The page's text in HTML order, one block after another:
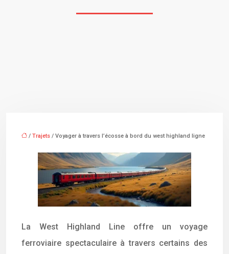
/ Trajets / Voyager à travers l’écosse à bord du west highland ligne
La West Highland Line offre un voyage
ferroviaire spectaculaire à travers certains des